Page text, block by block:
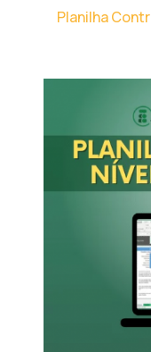
Planilha